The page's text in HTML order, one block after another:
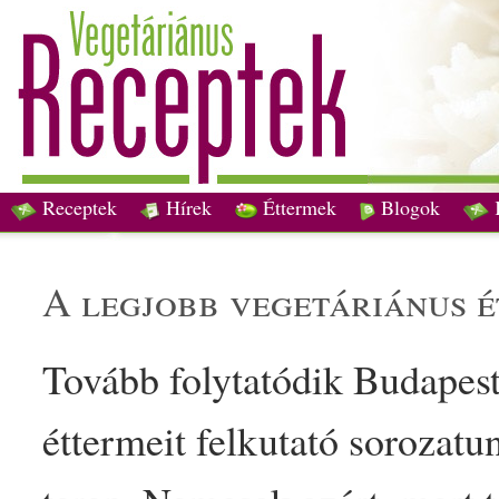
Receptek Hírek Éttermek Blogok
a legjobb vegetáriánus
Tovább folytatódik
éttermeit felkutató